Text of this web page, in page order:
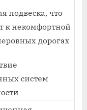
подвеска, что
к некомфортной
дорогах
систем